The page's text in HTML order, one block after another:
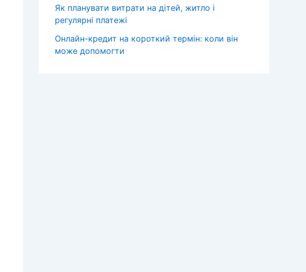
Як планувати витрати на дітей, житло і
регулярні платежі
Онлайн-кредит на короткий термін: коли він
може допомогти